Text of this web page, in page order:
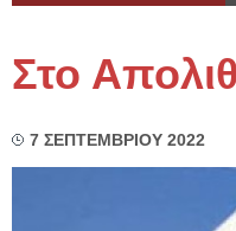
Στο
7 ΣΕΠΤΕΜΒΡΙΟΥ 2022